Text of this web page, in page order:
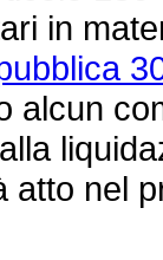
in
alcun
atto nel